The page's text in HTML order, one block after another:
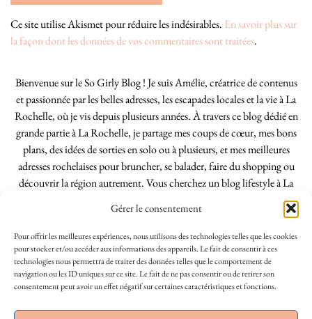
Gérer le consentement
Pour offrir les meilleures expériences, nous utilisons des technologies telles que les cookies
pour stocker et/ou accéder aux informations des appareils. Le fait de consentir à ces
technologies nous permettra de traiter des données telles que le comportement de
navigation ou les ID uniques sur ce site. Le fait de ne pas consentir ou de retirer son
consentement peut avoir un effet négatif sur certaines caractéristiques et fonctions.
Ce site utilise Akismet pour réduire les indésirables. En savoir plus sur
la façon dont les données de vos commentaires sont traitées.
Bienvenue sur le So Girly Blog ! Je suis Amélie, créatrice de contenus
et passionnée par les belles adresses, les escapades locales et la vie à La
Rochelle, où je vis depuis plusieurs années. À travers ce blog dédié en
grande partie à La Rochelle, je partage mes coups de cœur, mes bons
plans, des idées de sorties en solo ou à plusieurs, et mes meilleures
adresses rochelaises pour bruncher, se balader, faire du shopping ou
découvrir la région autrement. Vous cherchez un blog lifestyle à La
Rochelle, tenu par une locale ? Vous êtes au bon endroit. Que vous
soyez Rochelais·e ou de passage dans notre belle ville, j’espère que mes
articles vous aideront à profiter de La Rochelle comme un·e vrai·e
initié·e. !